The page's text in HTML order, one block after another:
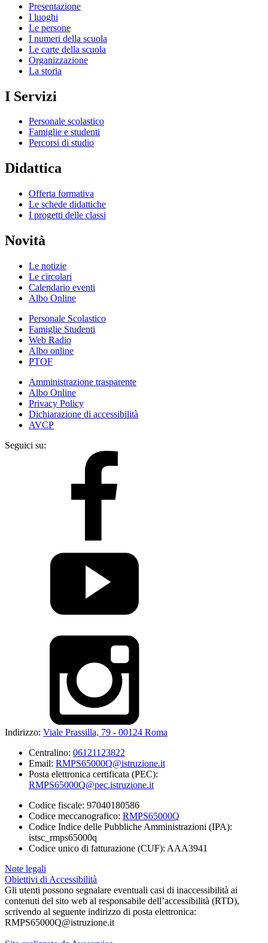
Presentazione
I luoghi
Le persone
I numeri della scuola
Le carte della scuola
Organizzazione
La storia
I Servizi
Personale scolastico
Famiglie e studenti
Percorsi di studio
Didattica
Offerta formativa
Le schede didattiche
I progetti delle classi
Novità
Le notizie
Le circolari
Calendario eventi
Albo Online
Personale Scolastico
Famiglie Studenti
Web Radio
Albo online
PTOF
Amministrazione trasparente
Albo Online
Privacy Policy
Dichiarazione di accessibilità
AVCP
Seguici su:
Indirizzo: Viale Prassilla, 79 - 00124 Roma
Centralino: 06121123822
Email: RMPS65000Q@istruzione.it
Posta elettronica certificata (PEC):
RMPS65000Q@pec.istruzione.it
Codice fiscale: 97040180586
Codice meccanografico: RMPS65000Q
Codice Indice delle Pubbliche Amministrazioni (IPA):
istsc_rmps65000q
Codice unico di fatturazione (CUF): AAA3941
Note legali
Obiettivi di Accessibilità
Gli utenti possono segnalare eventuali casi di inaccessibilità ai
contenuti del sito web al responsabile dell’accessibilità (RTD),
scrivendo al seguente indirizzo di posta elettronica:
RMPS65000Q@istruzione.it